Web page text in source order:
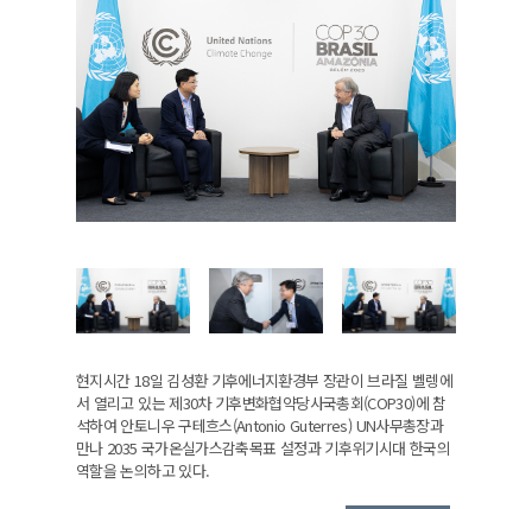
현지시간 18일 김성환 기후에너지환경부 장관이 브라질 벨렝에
서 열리고 있는 제30차 기후변화협약당사국총회(COP30)에 참
석하여 안토니우 구테흐스(Antonio Guterres) UN사무총장과
만나 2035 국가온실가스감축목표 설정과 기후위기시대 한국의
역할을 논의하고 있다.